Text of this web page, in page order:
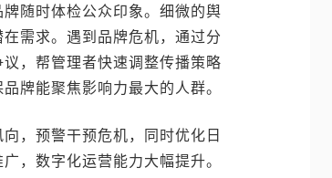
随时体检公众印象。细微的舆
需求。遇到品牌危机，通过分
，帮管理者快速调整传播策略
牌能聚焦影响力最大的人群。
，预警干预危机，同时优化日
，数字化运营能力大幅提升。